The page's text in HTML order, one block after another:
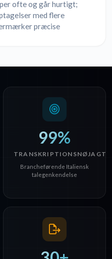
ofte og går hurtigt;
med flere
præcise
99%
Brancheførende Italiensk
talegenkendelse